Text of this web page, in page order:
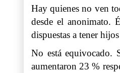
Hay quienes no ven
desde el anonimato.
dispuestas a tener
No está equivocado.
aumentaron 23 %